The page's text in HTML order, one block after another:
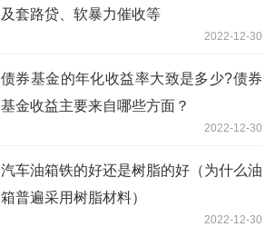
及套路贷、软暴力催收等
2022-12-30
债券基金的年化收益率大致是多少?债券
基金收益主要来自哪些方面？
2022-12-30
汽车油箱铁的好还是树脂的好（为什么油
箱普遍采用树脂材料）
2022-12-30